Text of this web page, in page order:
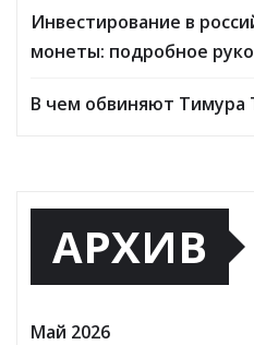
Инвестирование в
монеты: подробное
В чем обвиняют Тимура
АРХИВ
Май 2026